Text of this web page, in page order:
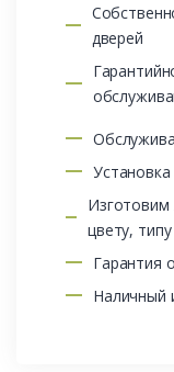
дверей
цвету,
Гарантия
Наличный